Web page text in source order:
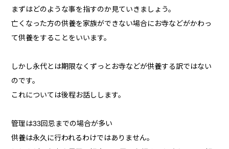
まずはどのような事を指すのか見ていきましょう。
亡くなった方の供養を家族ができない場合にお寺などがかわっ
て供養をすることをいいます。
しかし永代とは期限なくずっとお寺などが供養する訳ではない
のです。
これについては後程お話しします。
管理は33回忌までの場合が多い
供養は永久に行われるわけではありません。